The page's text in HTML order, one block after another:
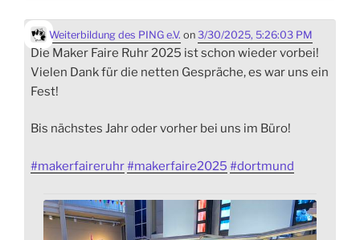
Weiterbildung des PING e.V. on 3/30/2025, 5:26:03 PM
Die Maker Faire Ruhr 2025 ist schon wieder vorbei!
Vielen Dank für die netten Gespräche, es war uns ein
Fest!
Bis nächstes Jahr oder vorher bei uns im Büro!
#makerfaireruhr#makerfaire2025 #dortmund